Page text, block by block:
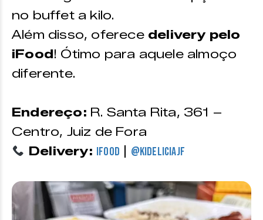
no buffet a kilo.
Além disso, oferece delivery pelo
iFood! Ótimo para aquele almoço
diferente.
Endereço: R. Santa Rita, 361 –
Centro, Juiz de Fora
Delivery: iFood @kideliciajf